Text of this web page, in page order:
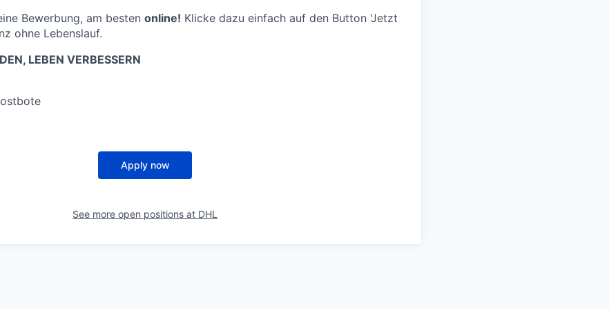
Bewerbung, am besten online! Klicke dazu einfach auf den Button 'Jetzt
ohne Lebenslauf.
LEBEN VERBESSERN
Apply now
See more open positions at DHL